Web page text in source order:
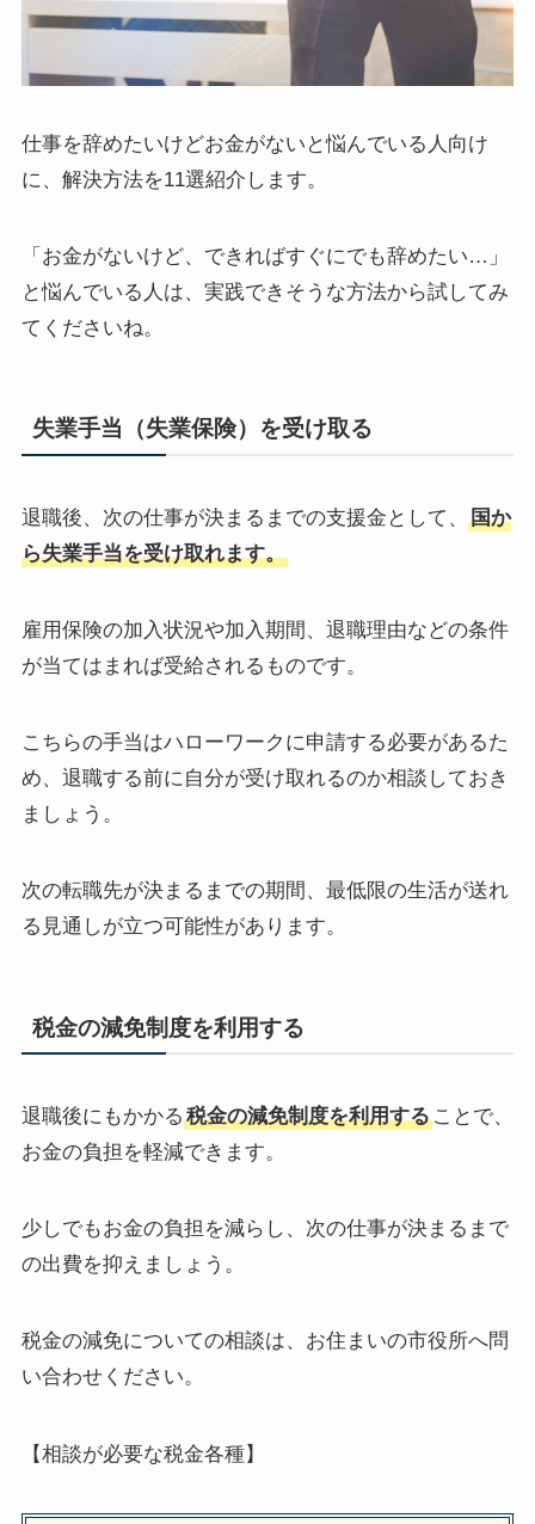
仕事を辞めたいけどお金がないと悩んでいる人向け
に、解決方法を11選紹介します。
「お金がないけど、できればすぐにでも辞めたい…」
と悩んでいる人は、実践できそうな方法から試してみ
てくださいね。
失業手当（失業保険）を受け取る
退職後、次の仕事が決まるまでの支援金として、
国か
ら失業手当を受け取れます。
雇用保険の加入状況や加入期間、退職理由などの条件
が当てはまれば受給されるものです。
こちらの手当はハローワークに申請する必要があるた
め、退職する前に自分が受け取れるのか相談しておき
ましょう。
次の転職先が決まるまでの期間、最低限の生活が送れ
る見通しが立つ可能性があります。
税金の減免制度を利用する
退職後にもかかる 税金の減免制度を利用することで、
お金の負担を軽減できます。
少しでもお金の負担を減らし、次の仕事が決まるまで
の出費を抑えましょう。
税金の減免についての相談は、お住まいの市役所へ問
い合わせください。
【相談が必要な税金各種】